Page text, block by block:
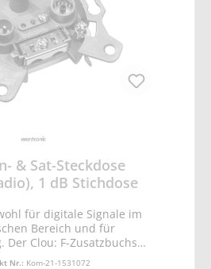
& Sat-Steckdose
1 dB Stichdose
für digitale Signale im
Bereich und für
Der Clou: F-Zusatzbuchse
Satellitensignal.
Nr.: Kom-21-1531072